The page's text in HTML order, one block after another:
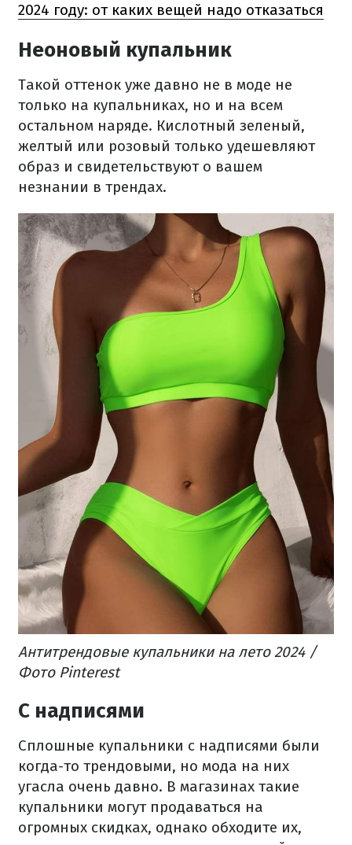
2024 году: от каких вещей надо отказаться
Неоновый купальник
Такой оттенок уже давно не в моде не
только на купальниках, но и на всем
остальном наряде. Кислотный зеленый,
желтый или розовый только удешевляют
образ и свидетельствуют о вашем
незнании в трендах.
Антитрендовые купальники на лето 2024 /
Фото Pinterest
С надписями
Сплошные купальники с надписями были
когда-то трендовыми, но мода на них
угасла очень давно. В магазинах такие
купальники могут продаваться на
огромных скидках, однако обходите их,